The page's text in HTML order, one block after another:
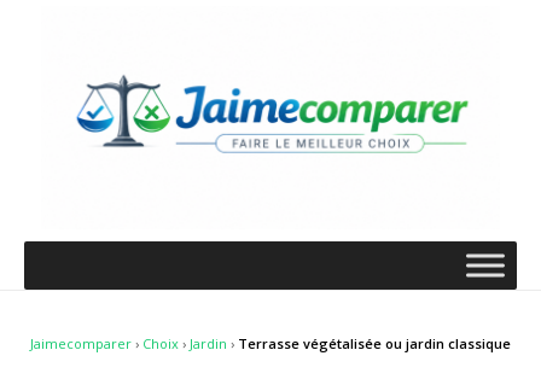
Jaimecomparer › Choix › Jardin › Terrasse végétalisée ou jardin classique